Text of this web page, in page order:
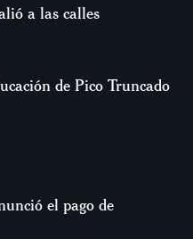
a las calles
de Pico Truncado
el pago de